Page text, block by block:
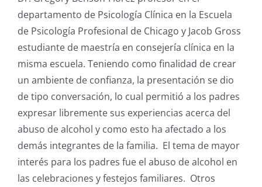
departamento de Psicología Clínica en la Escuela
de Psicología Profesional de Chicago y Jacob Gross
estudiante de maestría en consejería clínica en la
misma escuela. Teniendo como finalidad de crear
un ambiente de confianza, la presentación se dio
de tipo conversación, lo cual permitió a los padres
expresar libremente sus experiencias acerca del
abuso de alcohol y como esto ha afectado a los
demás integrantes de la familia. El tema de mayor
interés para los padres fue el abuso de alcohol en
las celebraciones y festejos familiares. Otros